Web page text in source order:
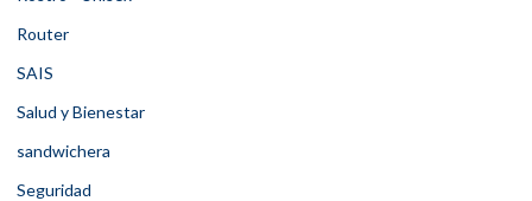
Router
SAIS
Salud y Bienestar
sandwichera
Seguridad